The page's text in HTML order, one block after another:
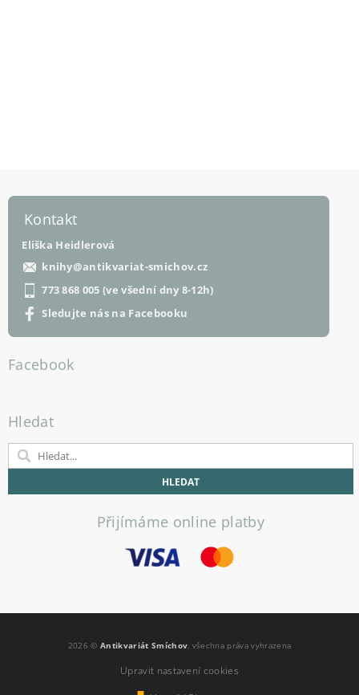
Kontakt
Eliška Heidlerová
knihy@antikvariat-smichov.cz
773 868 005 (ve všední dny 8-12h)
Sledujte nás na Facebooku
Facebook
Hledat
Přijímáme online platby
2026 ©Antikvariát Smíchov , všechna práva vyhrazena
Upravit nastavení cookies